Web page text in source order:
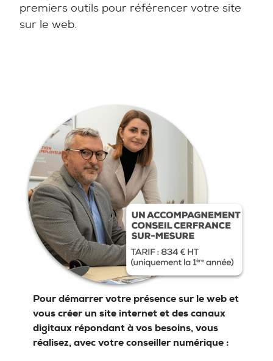
premiers outils pour référencer votre site
sur le web.
Pour démarrer votre présence sur le web et
vous créer un site internet et des canaux
digitaux répondant à vos besoins, vous
réalisez, avec votre conseiller numérique :